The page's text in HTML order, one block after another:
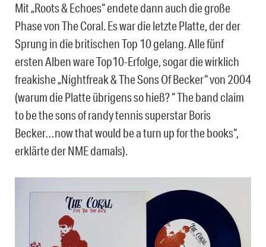
Mit „Roots & Echoes“ endete dann auch die große
Phase von The Coral. Es war die letzte Platte, der der
Sprung in die britischen Top 10 gelang. Alle fünf
ersten Alben ware Top10-Erfolge, sogar die wirklich
freakishe „Nightfreak & The Sons Of Becker“ von 2004
(warum die Platte übrigens so hieß? “ The band claim
to be the sons of randy tennis superstar Boris
Becker…now that would be a turn up for the books“,
erklärte der NME damals).